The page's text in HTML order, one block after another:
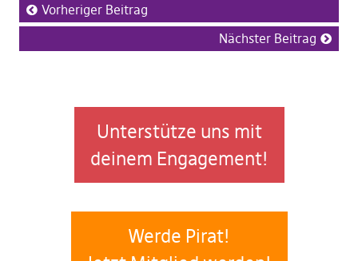
Vorheriger Beitrag
Nächster Beitrag
Unterstütze uns mit
deinem Engagement!
Werde Pirat!